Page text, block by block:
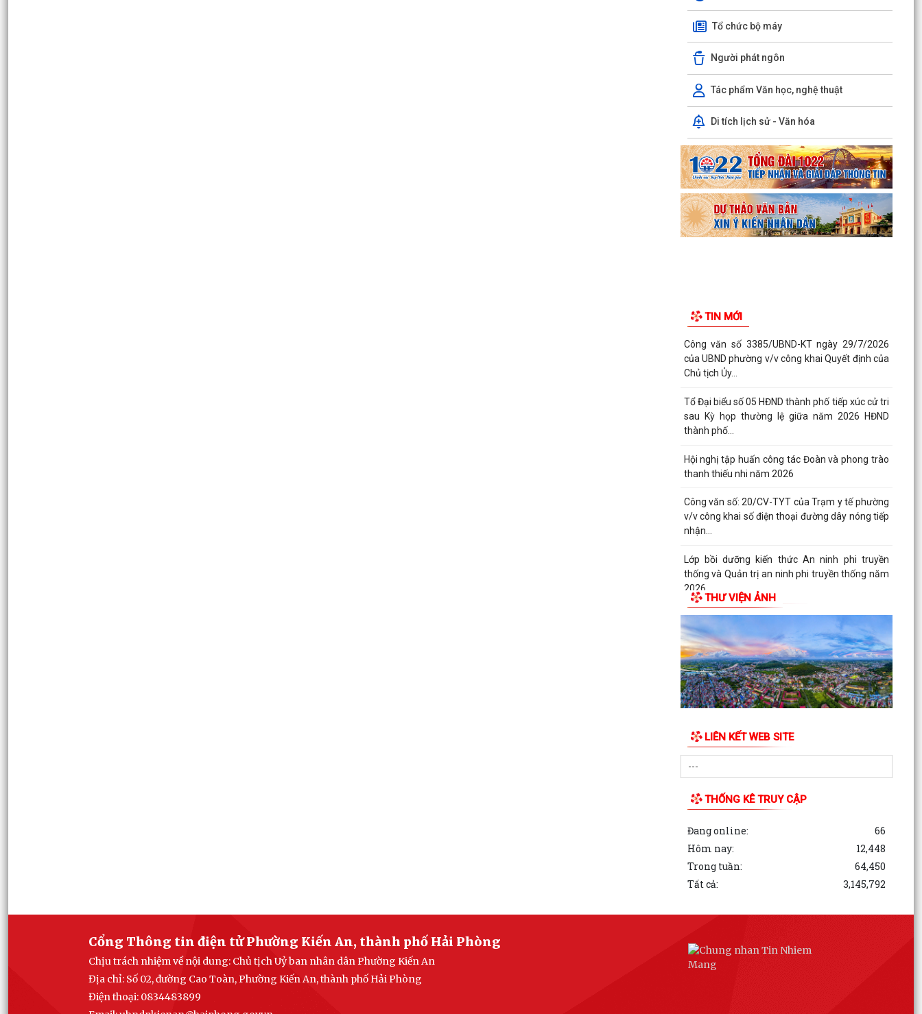
Tổ chức bộ máy
Người phát ngôn
Tác phẩm Văn học, nghệ thuật
Di tích lịch sử - Văn hóa
TIN MỚI
Công văn số 3385/UBND-KT ngày 29/7/2026
của UBND phường v/v công khai Quyết định của
Chủ tịch Ủy...
Tổ Đại biểu số 05 HĐND thành phố tiếp xúc cử tri
sau Kỳ họp thường lệ giữa năm 2026 HĐND
thành phố...
Hội nghị tập huấn công tác Đoàn và phong trào
thanh thiếu nhi năm 2026
Công văn số: 20/CV-TYT của Trạm y tế phường
v/v công khai số điện thoại đường dây nóng tiếp
nhận...
Lớp bồi dưỡng kiến thức An ninh phi truyền
thống và Quản trị an ninh phi truyền thống năm
2026
Công văn số 3357/UBND-KT ngày 28/7/2026
của UBND phường v/v phối hợp thông tin
chương trình khảo...
THƯ VIỆN ẢNH
LIÊN KẾT WEB SITE
THỐNG KÊ TRUY CẬP
Đang online:
66
Hôm nay:
12,448
Trong tuần:
64,450
Tất cả:
3,145,792
Cổng Thông tin điện tử Phường Kiến An, thành phố Hải Phòng
Chịu trách nhiệm về nội dung: Chủ tịch Uỷ ban nhân dân Phường Kiến An
Địa chỉ: Số 02, đường Cao Toàn, Phường Kiến An, thành phố Hải Phòng
Điện thoại: 0834483899